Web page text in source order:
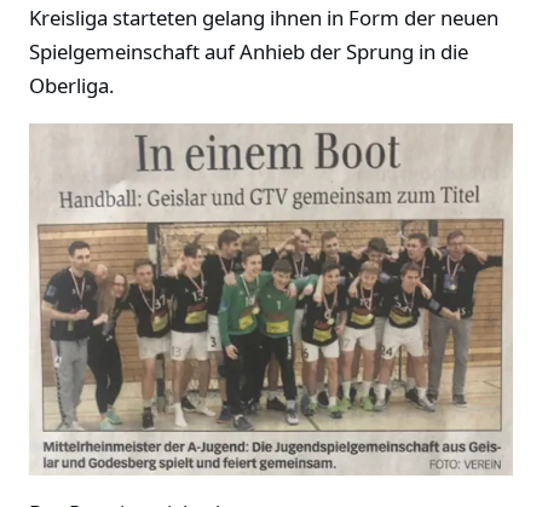
Kreisliga starteten gelang ihnen in Form der neuen
Spielgemeinschaft auf Anhieb der Sprung in die
Oberliga.